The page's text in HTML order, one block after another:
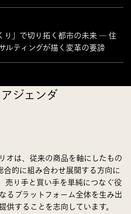
り」で切り拓く都市の未来 ― 住
ルティングが描く変革の要諦
ジェンダ
オは、従来の商品を軸にしたもの
合的に組み合わせ展開する方向に
売り手と買い手を単純につなぐ役
るプラットフォーム全体を生み出
供することを志向しています。